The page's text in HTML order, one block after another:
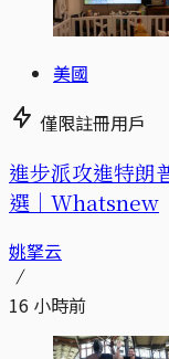
美國
僅限註冊用戶
進步派攻進特朗
選｜Whatsnew
姚拏云
16 小時前